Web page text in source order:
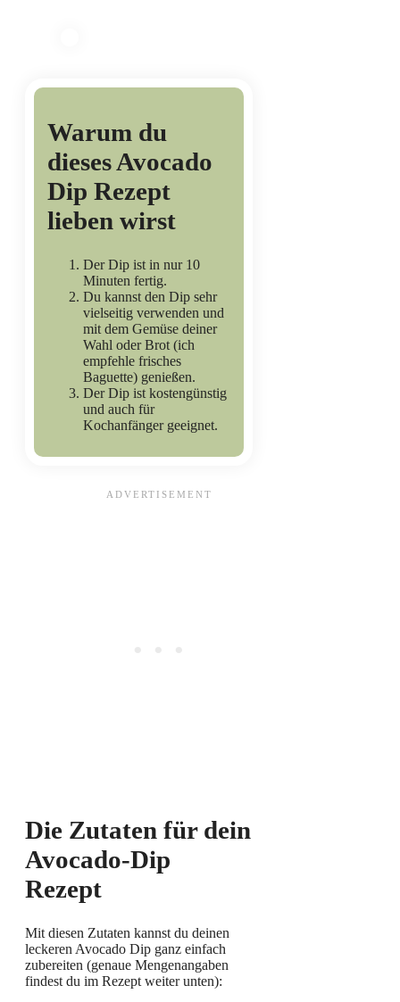
Warum du
dieses Avocado
Dip Rezept
lieben wirst
Der Dip ist in nur 10
Minuten fertig.
Du kannst den Dip sehr
vielseitig verwenden und
mit dem Gemüse deiner
Wahl oder Brot (ich
empfehle frisches
Baguette) genießen.
Der Dip ist kostengünstig
und auch für
Kochanfänger geeignet.
Die Zutaten für dein
Avocado-Dip
Rezept
Mit diesen Zutaten kannst du deinen
leckeren Avocado Dip ganz einfach
zubereiten (genaue Mengenangaben
findest du im Rezept weiter unten):